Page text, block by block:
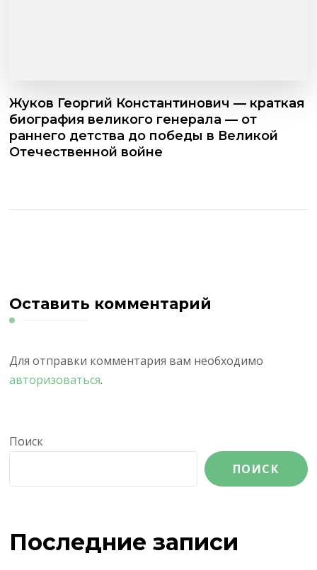
Жуков Георгий Константинович — краткая
биография великого генерала — от
раннего детства до победы в Великой
Отечественной войне
Оставить комментарий
Для отправки комментария вам необходимо
авторизоваться.
Поиск
ПОИСК
Последние записи